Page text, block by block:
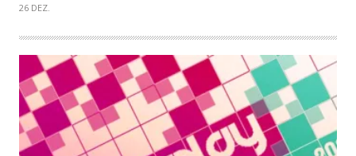
26 DEZ.